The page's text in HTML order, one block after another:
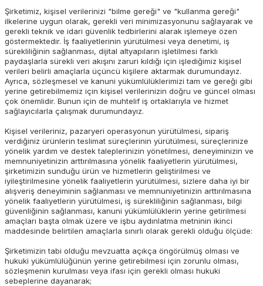
Şirketimiz, kişisel verilerinizi "bilme gereği" ve "kullanma gereği"
ilkelerine uygun olarak, gerekli veri minimizasyonunu sağlayarak ve
gerekli teknik ve idari güvenlik tedbirlerini alarak işlemeye özen
göstermektedir. İş faaliyetlerinin yürütülmesi veya denetimi, iş
sürekliliğinin sağlanması, dijital altyapıların işletilmesi farklı
paydaşlarla sürekli veri akışını zaruri kıldığı için işlediğimiz kişisel
verileri belirli amaçlarla üçüncü kişilere aktarmak durumundayız.
Ayrıca, sözleşmesel ve kanuni yükümlülüklerimizi tam ve gereği gibi
yerine getirebilmemiz için kişisel verilerinizin doğru ve güncel olması
çok önemlidir. Bunun için de muhtelif iş ortaklarıyla ve hizmet
sağlayıcılarla çalışmak durumundayız.
Kişisel verileriniz, pazaryeri operasyonun yürütülmesi, sipariş
verdiğiniz ürünlerin teslimat süreçlerinin yürütülmesi, süreçlerinize
yönelik yardım ve destek taleplerinizin yönetilmesi, deneyiminizin ve
memnuniyetinizin arttırılmasına yönelik faaliyetlerin yürütülmesi,
şirketimizin sunduğu ürün ve hizmetlerin geliştirilmesi ve
iyileştirilmesine yönelik faaliyetlerin yürütülmesi, sizlere daha iyi bir
alışveriş deneyiminin sağlanması ve memnuniyetinizin arttırılmasına
yönelik faaliyetlerin yürütülmesi, iş sürekliliğinin sağlanması, bilgi
güvenliğinin sağlanması, kanuni yükümlülüklerin yerine getirilmesi
amaçları başta olmak üzere ve işbu aydınlatma metninin ikinci
maddesinde belirtilen amaçlarla sınırlı olarak gerekli olduğu ölçüde:
Şirketimizin tabi olduğu mevzuatta açıkça öngörülmüş olması ve
hukuki yükümlülüğünün yerine getirebilmesi için zorunlu olması,
sözleşmenin kurulması veya ifası için gerekli olması hukuki
sebeplerine dayanarak;